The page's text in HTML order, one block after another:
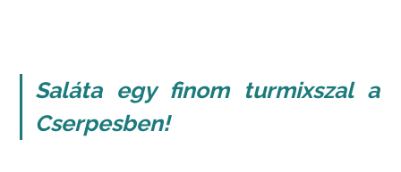
Saláta egy finom turmixszal a
Cserpesben!